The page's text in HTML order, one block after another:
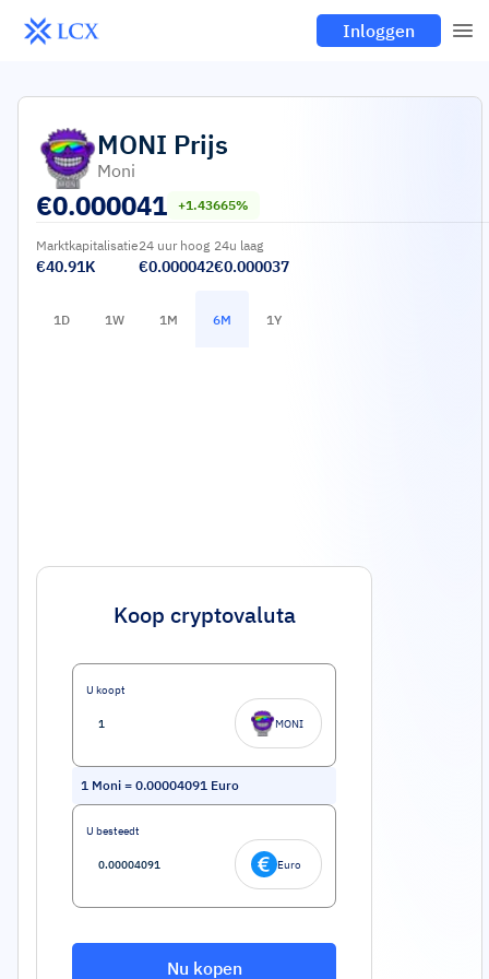
Inloggen
MONI Prijs
Moni
€0.000041 +1.43665%
Marktkapitalisatie
€40.91K
24 uur hoog
€0.000042
24u laag
€0.000037
1D 1W 1M 6M 1Y
Koop cryptovaluta
U koopt
MONI
1 Moni = 0.00004091 Euro
U besteedt
Euro
Nu kopen